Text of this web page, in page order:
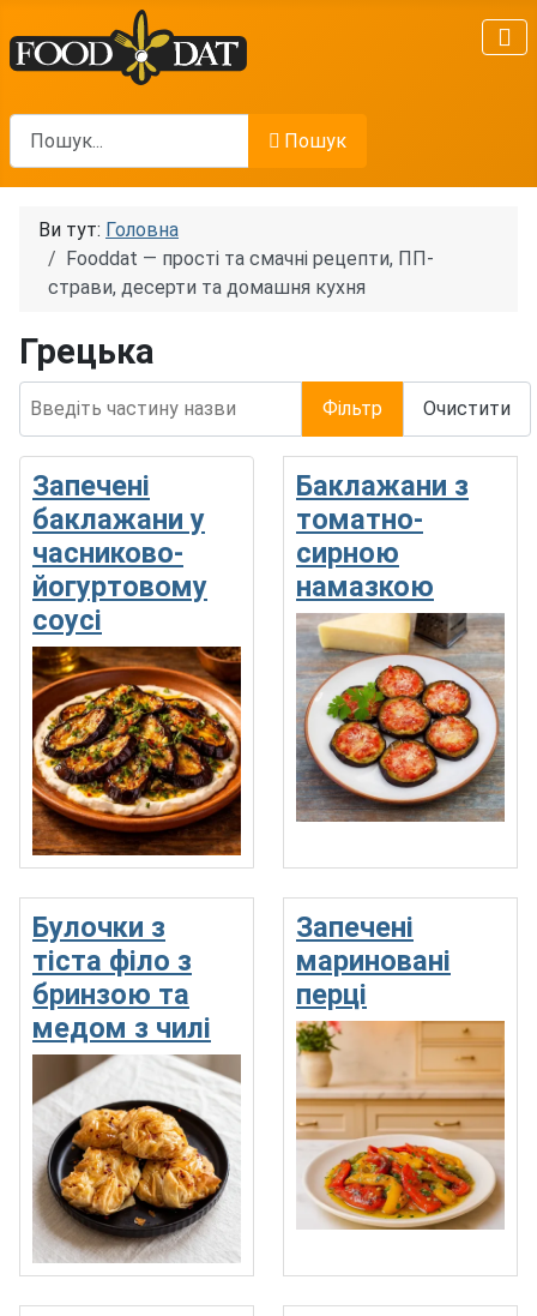
Пошук
Пошук
Ви тут: Головна
Fooddat — прості та смачні рецепти, ПП-
страви, десерти та домашня кухня
Грецька
Фільтр Очистити
Запечені
баклажани у
часниково-
йогуртовому
соусі
Баклажани з
томатно-
сирною
намазкою
Булочки з
тіста філо з
бринзою та
медом з чилі
Запечені
мариновані
перці